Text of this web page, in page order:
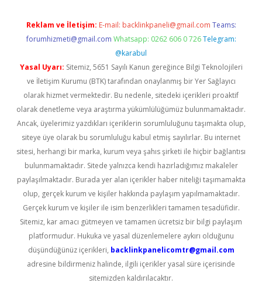
Reklam ve İletişim: E-mail: backlinkpaneli@gmail.com Teams:
forumhizmeti@gmail.com Whatsapp: 0262 606 0 726 Telegram:
@karabul
Yasal Uyarı: Sitemiz, 5651 Sayılı Kanun gereğince Bilgi Teknolojileri
ve İletişim Kurumu (BTK) tarafından onaylanmış bir Yer Sağlayıcı
olarak hizmet vermektedir. Bu nedenle, sitedeki içerikleri proaktif
olarak denetleme veya araştırma yükümlülüğümüz bulunmamaktadır.
Ancak, üyelerimiz yazdıkları içeriklerin sorumluluğunu taşımakta olup,
siteye üye olarak bu sorumluluğu kabul etmiş sayılırlar. Bu internet
sitesi, herhangi bir marka, kurum veya şahıs şirketi ile hiçbir bağlantısı
bulunmamaktadır. Sitede yalnızca kendi hazırladığımız makaleler
paylaşılmaktadır. Burada yer alan içerikler haber niteliği taşımamakta
olup, gerçek kurum ve kişiler hakkında paylaşım yapılmamaktadır.
Gerçek kurum ve kişiler ile isim benzerlikleri tamamen tesadüfidir.
Sitemiz, kar amacı gütmeyen ve tamamen ücretsiz bir bilgi paylaşım
platformudur. Hukuka ve yasal düzenlemelere aykırı olduğunu
düşündüğünüz içerikleri, backlinkpanelicomtr@gmail.com
adresine bildirmeniz halinde, ilgili içerikler yasal süre içerisinde
sitemizden kaldırılacaktır.